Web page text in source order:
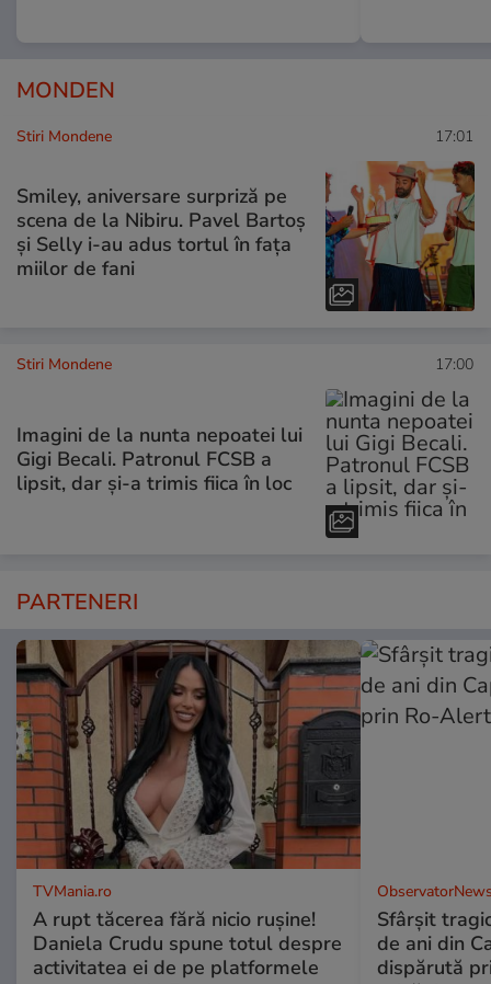
MONDEN
Stiri Mondene 17:01
Smiley, aniversare surpriză pe
scena de la Nibiru. Pavel Bartoș
și Selly i-au adus tortul în fața
miilor de fani
Stiri Mondene 17:00
Imagini de la nunta nepoatei lui
Gigi Becali. Patronul FCSB a
lipsit, dar și-a trimis fiica în loc
PARTENERI
TVMania.ro
A rupt tăcerea fără nicio rușine!
Daniela Crudu spune totul despre
activitatea ei de pe platformele
Sfârşit
de ani din
dispărută